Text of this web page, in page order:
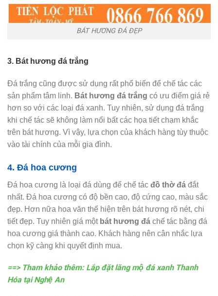
BÁT HƯƠNG ĐÁ ĐẸP
3. Bát hương đá trắng
Đá trắng cũng được sử dụng rất phổ biến để chế tác các
sản phẩm tâm linh. Bát hương đá trắng có ưu điểm giá rẻ
hơn so với các loại đá xanh. Tuy nhiên, sử dụng đá trắng
khi chế tác sẽ không làm nổi bất các họa tiết chạm khắc
trên bát hương. Vì vậy, lựa chọn của khách hàng tùy thuộc
vào tài chính của mỗi gia đình.
4. Đá hoa cương
Đá hoa cương là loại đá dùng để chế tác đồ thờ đá đắt
nhất. Đá hoa cương có độ bền cao, độ cứng cao, màu sắc
đẹp. Hơn nữa hoa văn thể hiện trên bát hương rõ nét, chi
tiết đẹp. Tuy nhiên giá một bát hương đá chế tác bằng đá
hoa cương giá thành cao. Khách hàng nên cân nhắc lựa
chọn kỹ càng khi quyết định mua.
==> Tham khảo thêm: Lắp đặt lăng mộ đá xanh Thanh
Hóa tại Nghệ An